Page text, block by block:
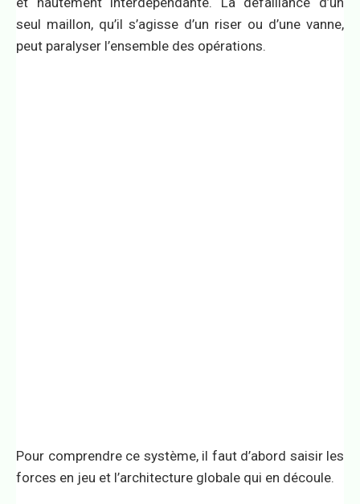
seul maillon, qu’il s’agisse d’un riser ou d’une vanne,
peut paralyser l’ensemble des opérations.
Pour comprendre ce système, il faut d’abord saisir les
forces en jeu et l’architecture globale qui en découle.